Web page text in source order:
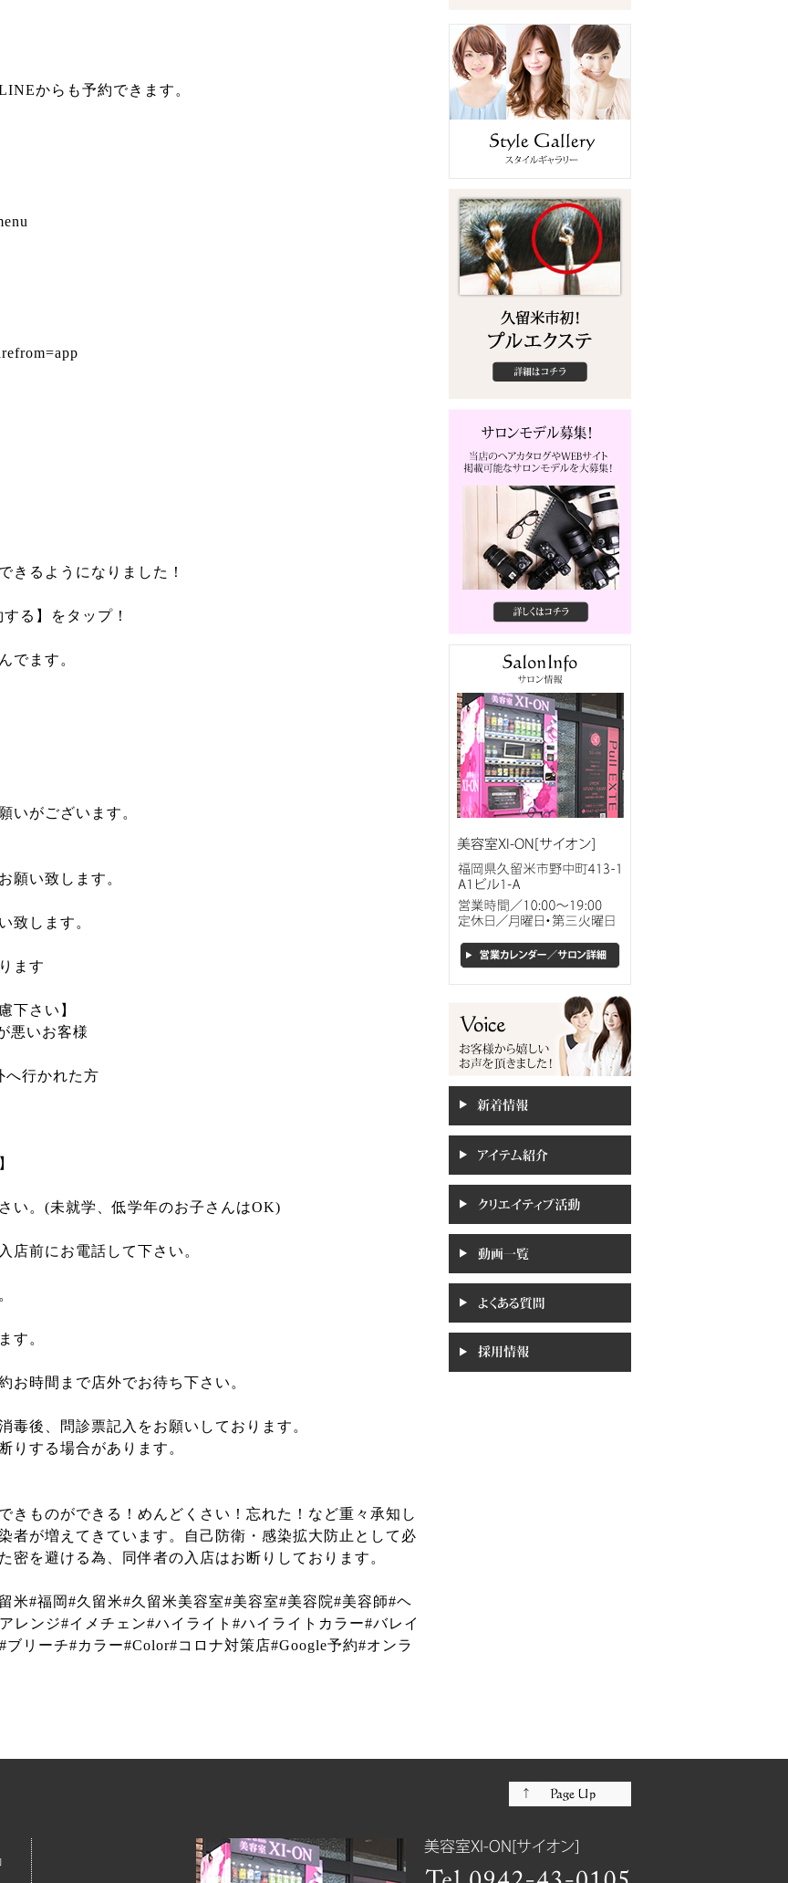
からも予約できます。
きるようになりました！
る】をタップ！
でます。
いがございます。
願い致します。
致します。
ます
下さい】
悪いお客様
へ行かれた方
い。(未就学、低学年のお子さんはOK)
店前にお電話して下さい。
す。
時間まで店外でお待ち下さい。
毒後、問診票記入をお願いしております。
りする場合があります。
きものができる！めんどくさい！忘れた！など重々承知し
者が増えてきています。自己防衛・感染拡大防止として必
密を避ける為、同伴者の入店はお断りしております。
米#福岡#久留米#久留米美容室#美容室#美容院#美容師#ヘ
レンジ#イメチェン#ハイライト#ハイライトカラー#バレイ
リーチ#カラー#Color#コロナ対策店#Google予約#オンラ